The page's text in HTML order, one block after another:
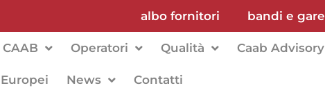
albo fornitori bandi e gare
CAAB Operatori Qualità Caab Advisory
News Contatti